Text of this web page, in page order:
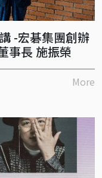
-宏碁集團創辦
事長 施振榮
More